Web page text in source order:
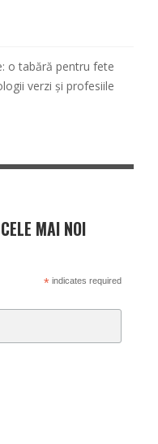
o tabără pentru fete
verzi și profesiile
MAI NOI
*indicates required